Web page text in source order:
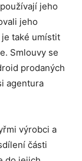
jeho
jeho
také umístit
Smlouvy se
prodaných
agentura
výrobci a
části